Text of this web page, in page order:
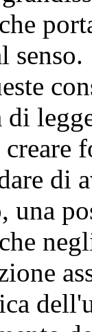
senso.
di